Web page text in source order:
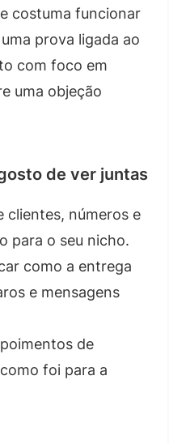
costuma funcionar
prova ligada ao
com foco em
uma objeção
de ver juntas
clientes, números e
para o seu nicho.
como a entrega
e mensagens
de
foi para a